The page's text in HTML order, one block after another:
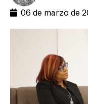
06 de marzo de